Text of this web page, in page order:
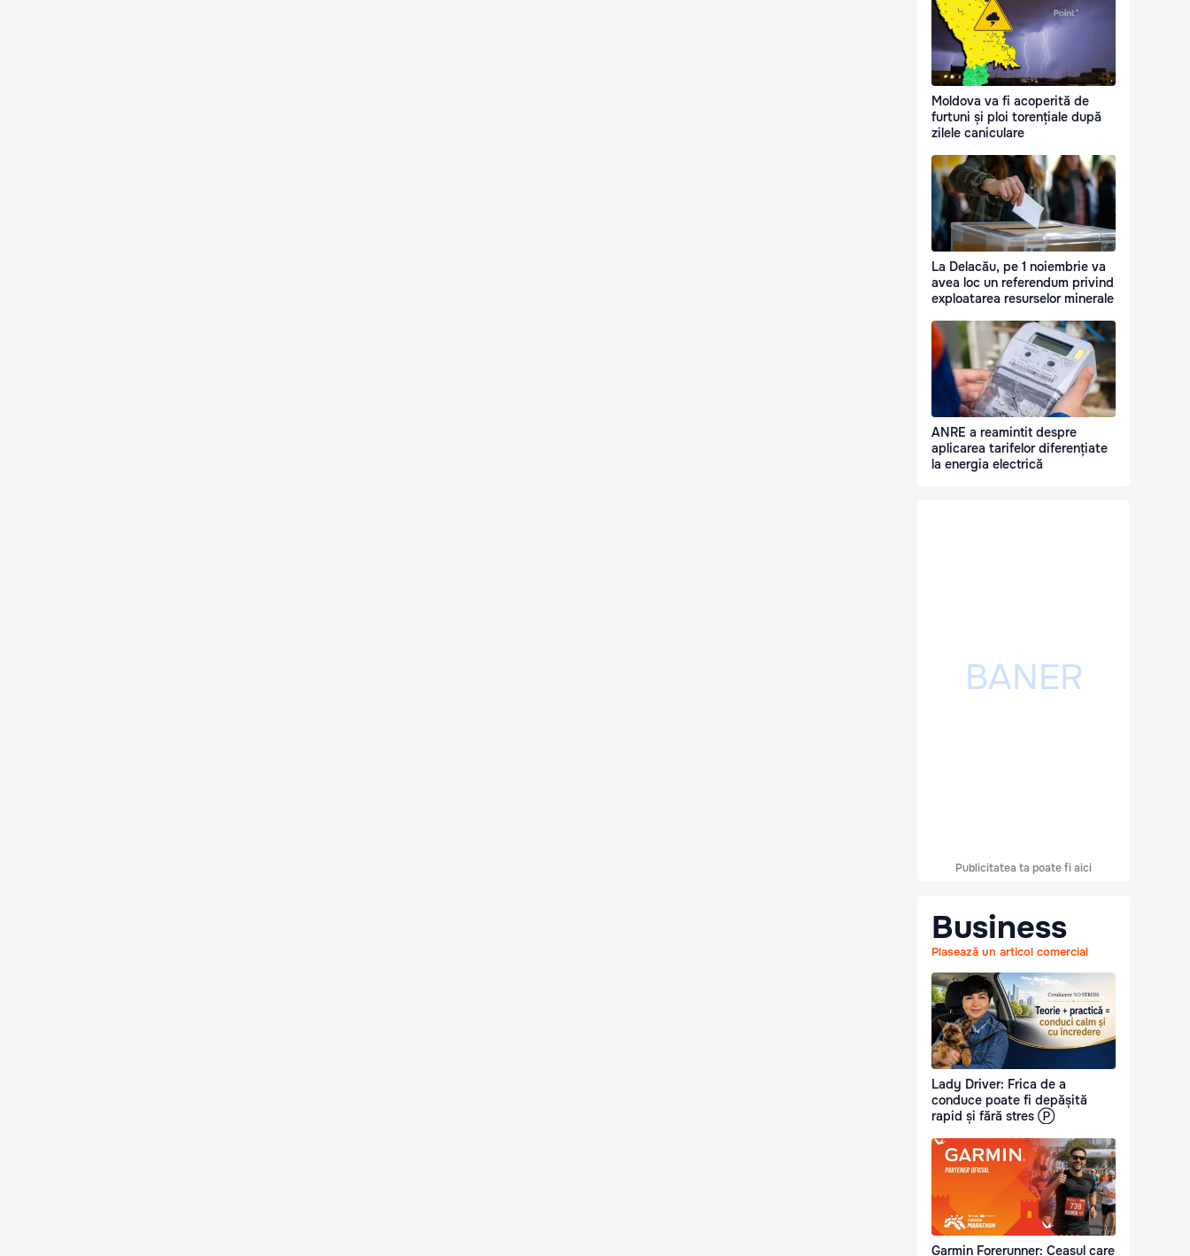
Moldova va fi acoperită de
furtuni și ploi torențiale după
zilele caniculare
La Delacău, pe 1 noiembrie va
avea loc un referendum privind
exploatarea resurselor minerale
ANRE a reamintit despre
aplicarea tarifelor diferențiate
la energia electrică
Publicitatea ta poate fi aici
Business
Plasează un articol comercial
Lady Driver: Frica de a
conduce poate fi depășită
rapid și fără stres Ⓟ
Garmin Forerunner: Ceasul care